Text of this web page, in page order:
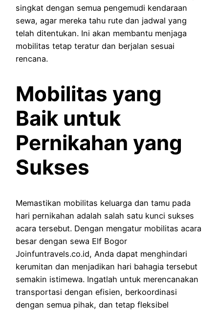
singkat dengan semua pengemudi kendaraan
sewa, agar mereka tahu rute dan jadwal yang
telah ditentukan. Ini akan membantu menjaga
mobilitas tetap teratur dan berjalan sesuai
rencana.
Mobilitas yang
Baik untuk
Pernikahan yang
Sukses
Memastikan mobilitas keluarga dan tamu pada
hari pernikahan adalah salah satu kunci sukses
acara tersebut. Dengan mengatur mobilitas acara
besar dengan sewa Elf Bogor
Joinfuntravels.co.id, Anda dapat menghindari
kerumitan dan menjadikan hari bahagia tersebut
semakin istimewa. Ingatlah untuk merencanakan
transportasi dengan efisien, berkoordinasi
dengan semua pihak, dan tetap fleksibel